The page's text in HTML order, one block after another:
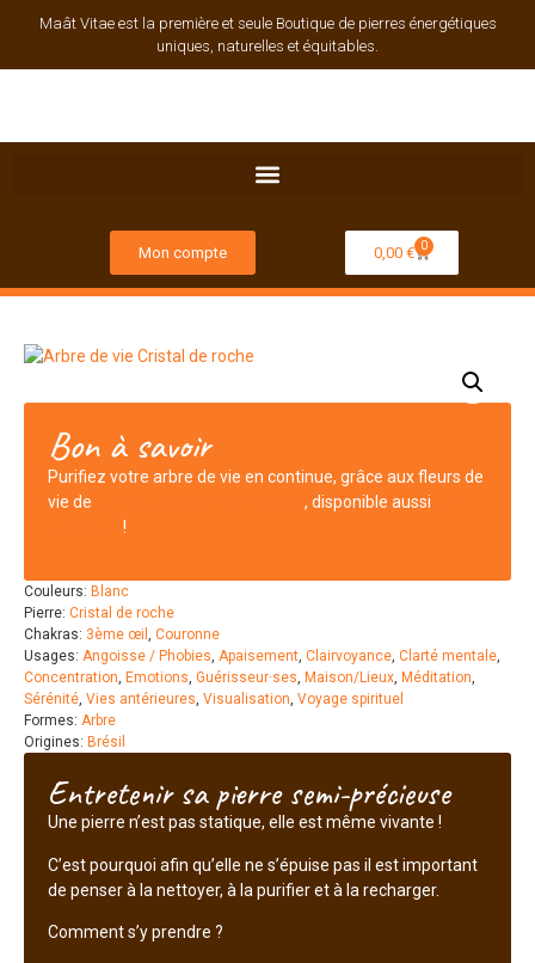
Maât Vitae est la première et seule Boutique de pierres énergétiques
uniques, naturelles et équitables.
Mon compte 0,00 € 0
Bon à savoir
Purifiez votre arbre de vie en continue, grâce aux fleurs de
vie de
, disponible aussi
!
Couleurs: Blanc
Pierre: Cristal de roche
Chakras: 3ème œil , Couronne
Usages: Angoisse / Phobies, Apaisement, Clairvoyance, Clarté mentale,
Concentration, Emotions, Guérisseur·ses, Maison/Lieux, Méditation,
Sérénité, Vies antérieures, Visualisation, Voyage spirituel
Formes: Arbre
Origines: Brésil
Entretenir sa pierre semi-précieuse
Une pierre n’est pas statique, elle est même vivante !
C’est pourquoi afin qu’elle ne s’épuise pas il est important
de penser à la nettoyer, à la purifier et à la recharger.
Comment s’y prendre ?